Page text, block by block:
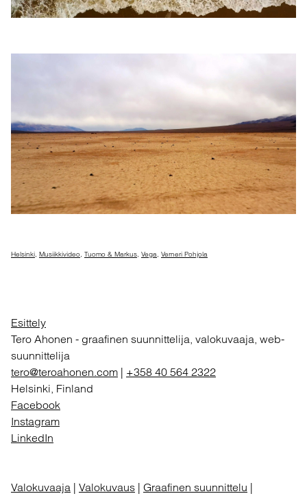
Helsinki Musiikkivideo Tuomo & Markus Vega Verneri Pohjola
Esittely
Tero Ahonen - graafinen suunnittelija, valokuvaaja, web-
suunnittelija
tero@teroahonen.com | +358 40 564 2322
Helsinki, Finland
Facebook
Instagram
LinkedIn
Valokuvaaja | Valokuvaus | Graafinen suunnittelu |